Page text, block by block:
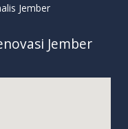
Jember
Jember